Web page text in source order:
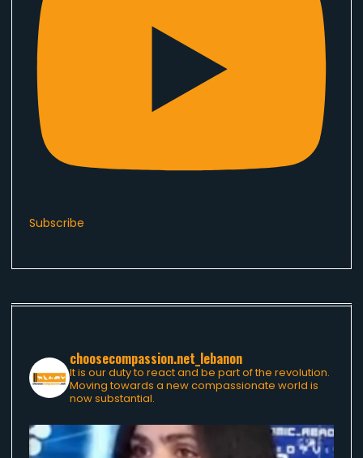
Subscribe
choosecompassion.net_lebanon
It is our duty to react and be part of the revolution.
Moving towards a new compassionate world is
now substantial.